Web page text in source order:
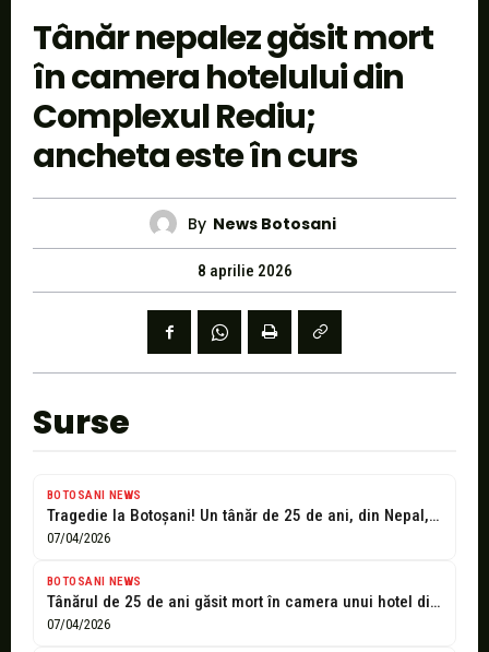
Tânăr nepalez găsit mort
în camera hotelului din
Complexul Rediu;
ancheta este în curs
By News Botosani
8 aprilie 2026
Surse
BOTOSANI NEWS
Tragedie la Botoșani! Un tânăr de 25 de ani, din Nepal, găsit...
07/04/2026
BOTOSANI NEWS
Tânărul de 25 de ani găsit mort în camera unui hotel din...
07/04/2026